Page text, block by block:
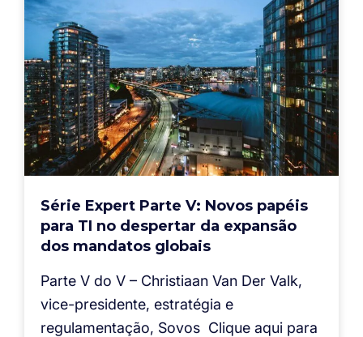
Série Expert Parte V: Novos papéis
para TI no despertar da expansão
dos mandatos globais
Parte V do V – Christiaan Van Der Valk,
vice-presidente, estratégia e
regulamentação, Sovos Clique aqui para